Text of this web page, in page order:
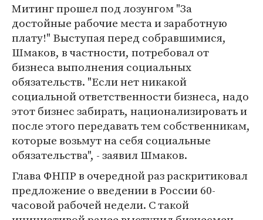
Митинг прошел под лозунгом "За
достойные рабочие места и заработную
плату!" Выступая перед собравшимися,
Шмаков, в частности, потребовал от
бизнеса выполнения социальных
обязательств. "Если нет никакой
социальной ответственности бизнеса, надо
этот бизнес забирать, национализировать и
после этого передавать тем собственникам,
которые возьмут на себя социальные
обязательства", - заявил Шмаков.
Глава ФНПР в очередной раз раскритиковал
предложение о введении в России 60-
часовой рабочей недели. С такой